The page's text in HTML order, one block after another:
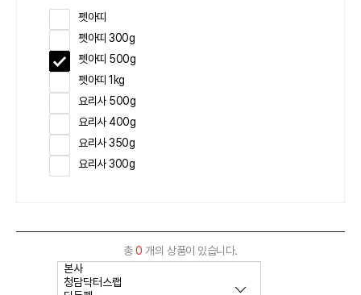
펫아띠
펫아띠 300g
펫아띠 500g
펫아띠 1kg
요리사 500g
요리사 400g
요리사 350g
요리사 300g
총0 개의 상품이 있습니다.